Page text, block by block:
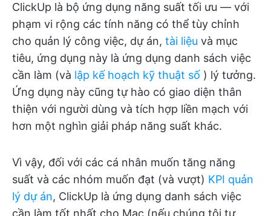
ClickUp là bộ ứng dụng năng suất tối ưu — với
phạm vi rộng các tính năng có thể tùy chỉnh
cho quản lý công việc, dự án, tài liệu và mục
tiêu, ứng dụng này là ứng dụng danh sách việc
cần làm (và lập kế hoạch kỹ thuật số ) lý tưởng.
Ứng dụng này cũng tự hào có giao diện thân
thiện với người dùng và tích hợp liền mạch với
hơn một nghìn giải pháp năng suất khác.
Vì vậy, đối với các cá nhân muốn tăng năng
suất và các nhóm muốn đạt (và vượt) KPI quản
lý dự án, ClickUp là ứng dụng danh sách việc
cần làm tốt nhất cho Mac (nếu chúng tôi tự